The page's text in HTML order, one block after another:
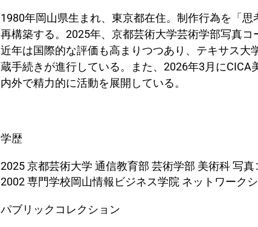
1980年岡山県生まれ、東京都在住。制作行為を「
再構築する。2025年、京都芸術大学芸術学部写真コ
近年は国際的な評価も高まりつつあり、テキサス
蔵手続きが進行している。また、2026年3月に
内外で精力的に活動を展開している。
学歴
2025 京都芸術大学 通信教育部 芸術学部 美術科 写真
2002 専門学校岡山情報ビジネス学院 ネットワーク
パブリックコレクション